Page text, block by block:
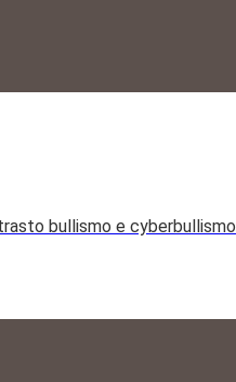
bullismo e cyberbullismo